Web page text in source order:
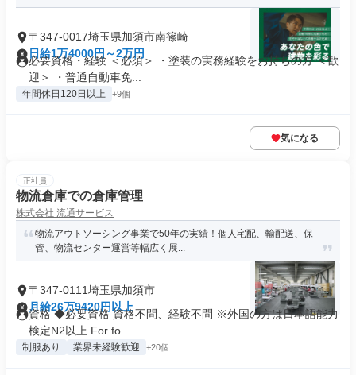
〒347-0017埼玉県加須市南篠崎
日給1万4000円～2万円
必要資格・経験 ＜必須＞ ・塗装の実務経験をお持ちの方 ＜歓
迎＞ ・普通自動車免...
年間休日120日以上 +9個
気になる
正社員
物流倉庫での倉庫管理
株式会社 流通サービス
物流アウトソーシング事業で50年の実績！個人宅配、輸配送、保
管、物流センター運営等幅広く展...
〒347-0111埼玉県加須市
月給26万9420円以上
資格 ◆必要資格 資格不問、経験不問 ※外国の方は日本語能力
検定N2以上 For fo...
制服あり 業界未経験歓迎 +20個